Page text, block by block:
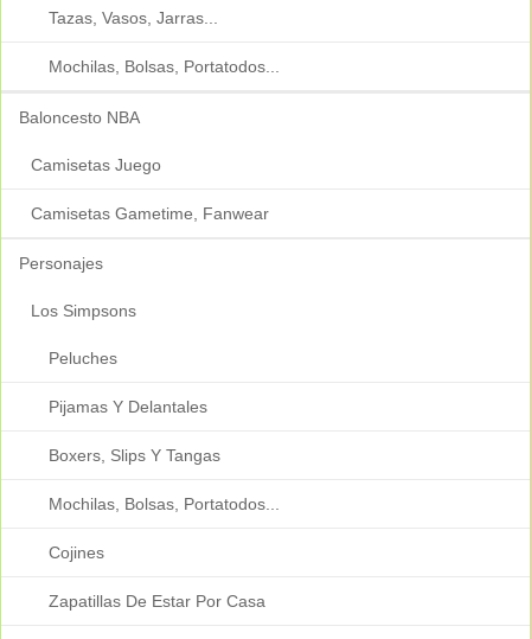
Tazas, Vasos, Jarras...
Mochilas, Bolsas, Portatodos...
Baloncesto NBA
Camisetas Juego
Camisetas Gametime, Fanwear
Personajes
Los Simpsons
Peluches
Pijamas Y Delantales
Boxers, Slips Y Tangas
Mochilas, Bolsas, Portatodos...
Cojines
Zapatillas De Estar Por Casa